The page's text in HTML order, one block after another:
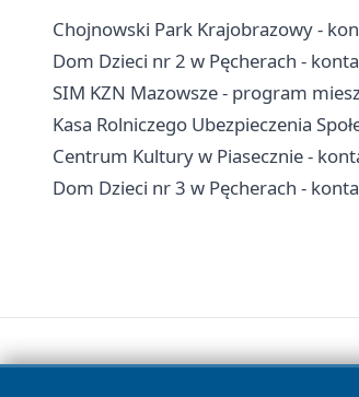
Chojnowski Park Krajobrazowy -
Dom Dzieci nr 2 w Pęcherach -
SIM KZN Mazowsze - program
Kasa Rolniczego Ubezpieczenia
Centrum Kultury w Piasecznie -
Dom Dzieci nr 3 w Pęcherach -